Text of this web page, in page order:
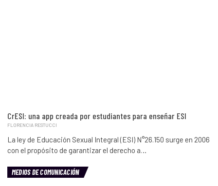
CrESI: una app creada por estudiantes para enseñar ESI
FLORENCIA RESTUCCI
La ley de Educación Sexual Integral (ESI) N°26.150 surge en 2006
con el propósito de garantizar el derecho a…
MEDIOS DE COMUNICACIÓN